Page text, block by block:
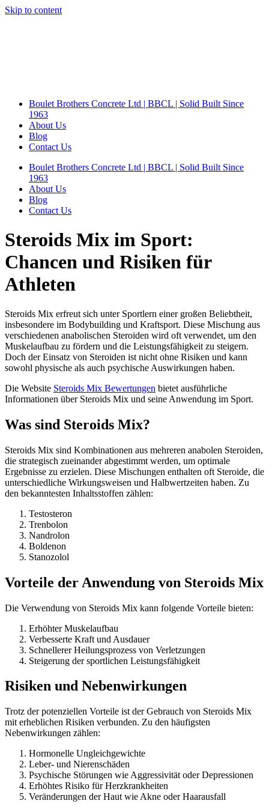
Skip to content
Boulet Brothers Concrete Ltd | BBCL | Solid Built Since
1963
About Us
Blog
Contact Us
Boulet Brothers Concrete Ltd | BBCL | Solid Built Since
1963
About Us
Blog
Contact Us
Steroids Mix im Sport:
Chancen und Risiken für
Athleten
Steroids Mix erfreut sich unter Sportlern einer großen Beliebtheit,
insbesondere im Bodybuilding und Kraftsport. Diese Mischung aus
verschiedenen anabolischen Steroiden wird oft verwendet, um den
Muskelaufbau zu fördern und die Leistungsfähigkeit zu steigern.
Doch der Einsatz von Steroiden ist nicht ohne Risiken und kann
sowohl physische als auch psychische Auswirkungen haben.
Die Website Steroids Mix Bewertungen bietet ausführliche
Informationen über Steroids Mix und seine Anwendung im Sport.
Was sind Steroids Mix?
Steroids Mix sind Kombinationen aus mehreren anabolen Steroiden,
die strategisch zueinander abgestimmt werden, um optimale
Ergebnisse zu erzielen. Diese Mischungen enthalten oft Steroide, die
unterschiedliche Wirkungsweisen und Halbwertzeiten haben. Zu
den bekanntesten Inhaltsstoffen zählen:
Testosteron
Trenbolon
Nandrolon
Boldenon
Stanozolol
Vorteile der Anwendung von Steroids Mix
Die Verwendung von Steroids Mix kann folgende Vorteile bieten:
Erhöhter Muskelaufbau
Verbesserte Kraft und Ausdauer
Schnellerer Heilungsprozess von Verletzungen
Steigerung der sportlichen Leistungsfähigkeit
Risiken und Nebenwirkungen
Trotz der potenziellen Vorteile ist der Gebrauch von Steroids Mix
mit erheblichen Risiken verbunden. Zu den häufigsten
Nebenwirkungen zählen:
Hormonelle Ungleichgewichte
Leber- und Nierenschäden
Psychische Störungen wie Aggressivität oder Depressionen
Erhöhtes Risiko für Herzkrankheiten
Veränderungen der Haut wie Akne oder Haarausfall